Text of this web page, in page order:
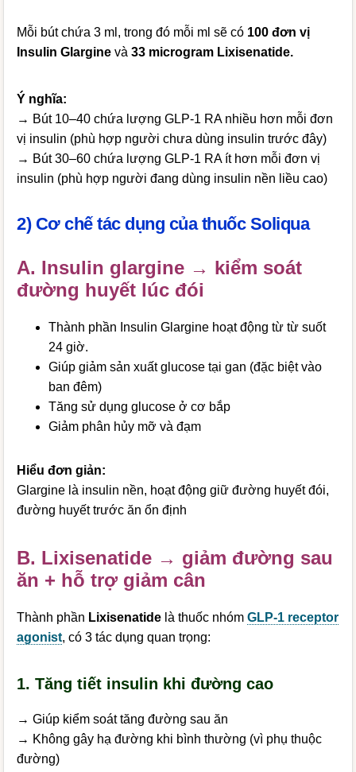
Mỗi bút chứa 3 ml, trong đó mỗi ml sẽ có 100 đơn vị
Insulin Glarginevà33 microgram Lixisenatide.
Ý nghĩa:
→ Bút 10–40 chứa lượng GLP-1 RA nhiều hơn mỗi đơn
vị insulin (phù hợp người chưa dùng insulin trước đây)
→ Bút 30–60 chứa lượng GLP-1 RA ít hơn mỗi đơn vị
insulin (phù hợp người đang dùng insulin nền liều cao)
2) Cơ chế tác dụng của thuốc Soliqua
A. Insulin glargine → kiểm soát
đường huyết lúc đói
Thành phần Insulin Glargine hoạt động từ từ suốt
24 giờ.
Giúp giảm sản xuất glucose tại gan (đặc biệt vào
ban đêm)
Tăng sử dụng glucose ở cơ bắp
Giảm phân hủy mỡ và đạm
Hiểu đơn giản:
Glargine là insulin nền, hoạt động giữ đường huyết đói,
đường huyết trước ăn ổn định
B. Lixisenatide → giảm đường sau
ăn + hỗ trợ giảm cân
Thành phần Lixisenatide là thuốc nhómGLP-1 receptor
agonist, có 3 tác dụng quan trọng:
1. Tăng tiết insulin khi đường cao
→ Giúp kiểm soát tăng đường sau ăn
→ Không gây hạ đường khi bình thường (vì phụ thuộc
đường)